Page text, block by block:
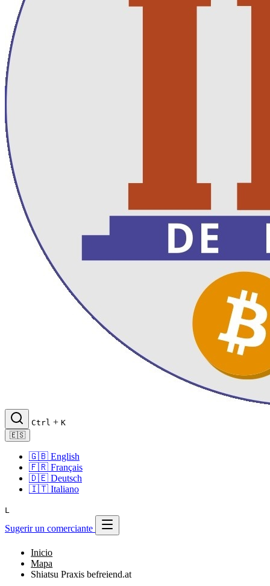
Ctrl + K
🇪🇸
🇬🇧 English
🇫🇷 Français
🇩🇪 Deutsch
🇮🇹 Italiano
L
Sugerir un comerciante
Inicio
Mapa
Shiatsu Praxis befreiend.at